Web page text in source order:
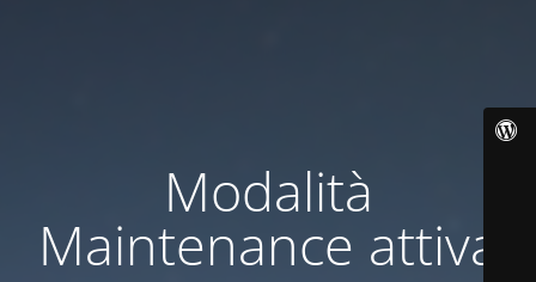
Modalità
Maintenance attiva